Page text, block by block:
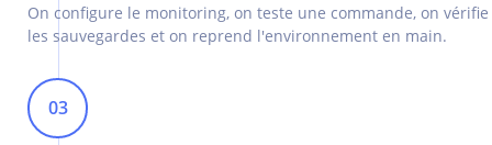
On configure le monitoring, on teste une commande, on vérifie
les sauvegardes et on reprend l'environnement en main.
03